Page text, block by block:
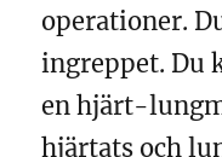
operationer.
ingreppet. Du
en hjärt-
hjärtats och